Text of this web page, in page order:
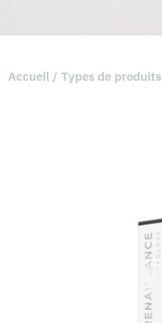
Accueil / Types de produits